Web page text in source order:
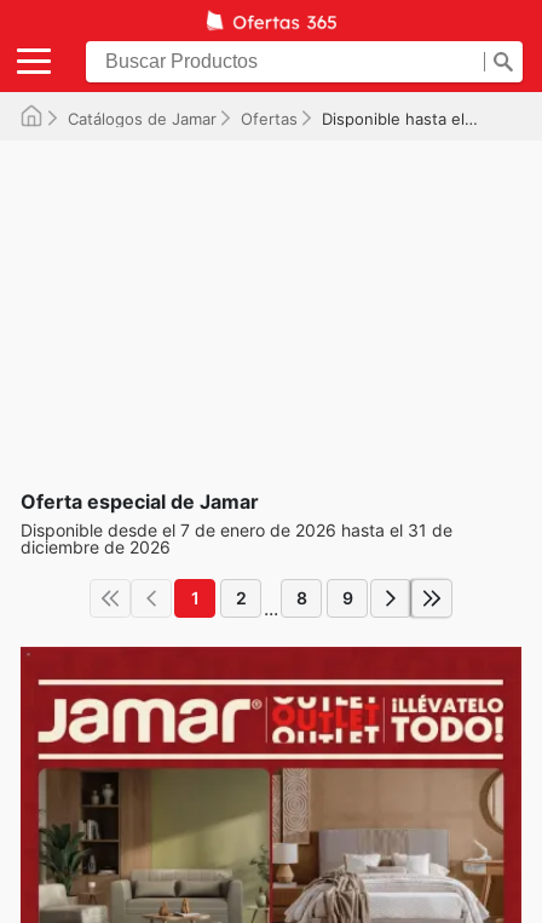
Catálogos de Jamar Ofertas Disponible hasta el 31/12/2026
Oferta especial de Jamar
Disponible desde el 7 de enero de 2026 hasta el 31 de
diciembre de 2026
1 2 ... 8 9